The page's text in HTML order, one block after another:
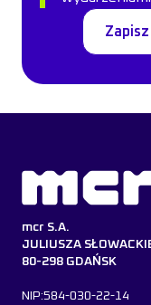
mcr S.A.
JULIUSZA
80-298 GDAŃSK
NIP:584-030-22-14